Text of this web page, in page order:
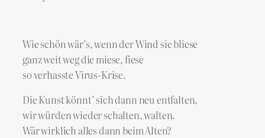
Wie schön wär’s, wenn der Wind sie bliese
ganz weit weg die miese, fiese
so verhasste Virus-Krise.
Die Kunst könnt’ sich dann neu entfalten,
wir würden wieder schalten, walten.
Wär wirklich alles dann beim Alten?